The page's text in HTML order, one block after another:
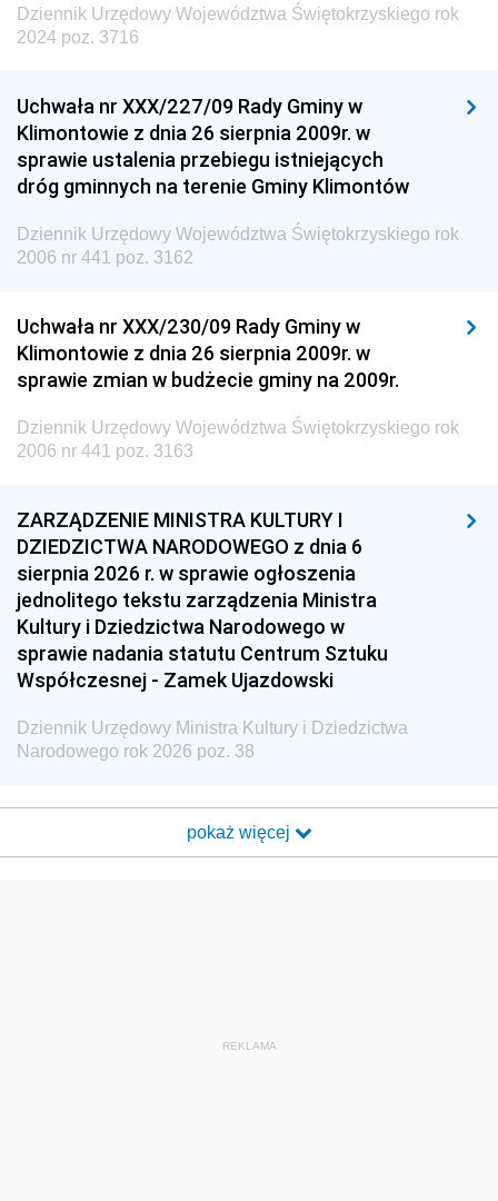
Dziennik Urzędowy Województwa Świętokrzyskiego rok
2024 poz. 3716
Uchwała nr XXX/227/09 Rady Gminy w
Klimontowie z dnia 26 sierpnia 2009r. w
sprawie ustalenia przebiegu istniejących
dróg gminnych na terenie Gminy Klimontów
Dziennik Urzędowy Województwa Świętokrzyskiego rok
2006 nr 441 poz. 3162
Uchwała nr XXX/230/09 Rady Gminy w
Klimontowie z dnia 26 sierpnia 2009r. w
sprawie zmian w budżecie gminy na 2009r.
Dziennik Urzędowy Województwa Świętokrzyskiego rok
2006 nr 441 poz. 3163
ZARZĄDZENIE MINISTRA KULTURY I
DZIEDZICTWA NARODOWEGO z dnia 6
sierpnia 2026 r. w sprawie ogłoszenia
jednolitego tekstu zarządzenia Ministra
Kultury i Dziedzictwa Narodowego w
sprawie nadania statutu Centrum Sztuku
Współczesnej - Zamek Ujazdowski
Dziennik Urzędowy Ministra Kultury i Dziedzictwa
Narodowego rok 2026 poz. 38
pokaż więcej
REKLAMA